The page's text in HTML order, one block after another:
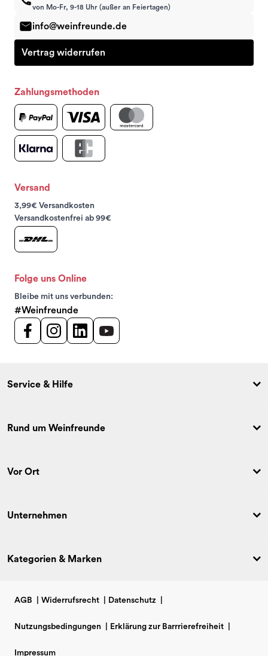
von Mo-Fr, 9-18 Uhr (außer an Feiertagen)
info@weinfreunde.de
Vertrag widerrufen
Zahlungsmethoden
Versand
3,99€ Versandkosten
Versandkostenfrei ab 99€
Folge uns Online
Bleibe mit uns verbunden:
#Weinfreunde
Service & Hilfe
Rund um Weinfreunde
Vor Ort
Unternehmen
Kategorien & Marken
AGB Widerrufsrecht Datenschutz
Nutzungsbedingungen Erklärung zur Barrrierefreiheit
Impressum